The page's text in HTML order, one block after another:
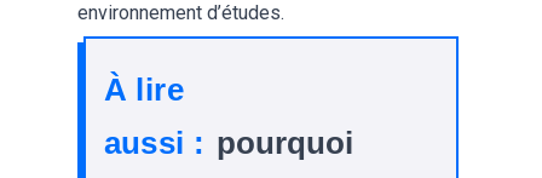
environnement d’études.
À lire
aussi : pourquoi